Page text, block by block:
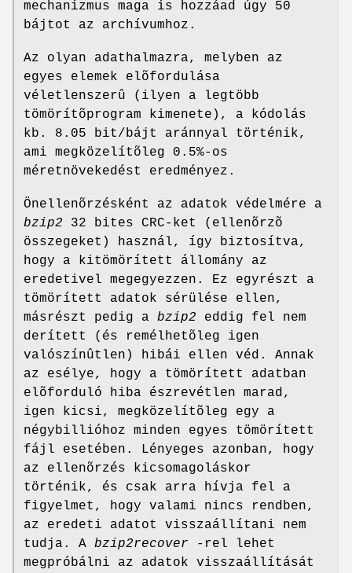
mechanizmus maga is hozzáad úgy 50
bájtot az archívumhoz.
Az olyan adathalmazra, melyben az
egyes elemek elõfordulása
véletlenszerû (ilyen a legtöbb
tömörítõprogram kimenete), a kódolás
kb. 8.05 bit/bájt aránnyal történik,
ami megközelítõleg 0.5%-os
méretnövekedést eredményez.
Önellenõrzésként az adatok védelmére a
bzip2 32 bites CRC-ket (ellenõrzõ
összegeket) használ, így biztosítva,
hogy a kitömörített állomány az
eredetivel megegyezzen. Ez egyrészt a
tömörített adatok sérülése ellen,
másrészt pedig a bzip2 eddig fel nem
derített (és remélhetõleg igen
valószínûtlen) hibái ellen véd. Annak
az esélye, hogy a tömörített adatban
elõforduló hiba észrevétlen marad,
igen kicsi, megközelítõleg egy a
négybillióhoz minden egyes tömörített
fájl esetében. Lényeges azonban, hogy
az ellenõrzés kicsomagoláskor
történik, és csak arra hívja fel a
figyelmet, hogy valami nincs rendben,
az eredeti adatot visszaállítani nem
tudja. A bzip2recover -rel lehet
megpróbálni az adatok visszaállítását